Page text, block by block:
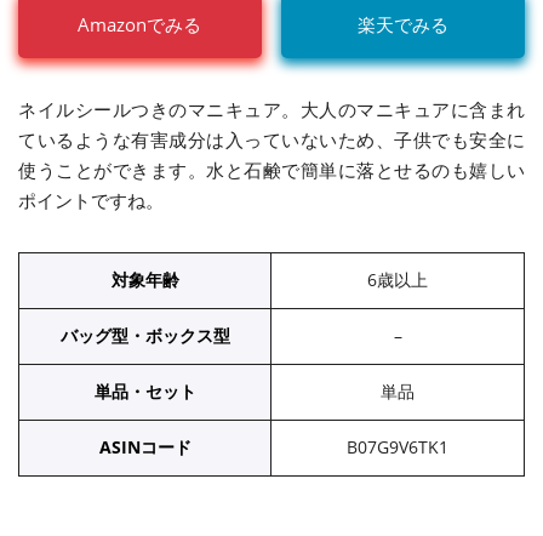
Amazonでみる 楽天でみる
ネイルシールつきのマニキュア。大人のマニキュアに含まれ
ているような有害成分は入っていないため、子供でも安全に
使うことができます。水と石鹸で簡単に落とせるのも嬉しい
ポイントですね。
対象年齢 6歳以上
バッグ型・ボックス型 –
単品・セット 単品
ASINコード B07G9V6TK1